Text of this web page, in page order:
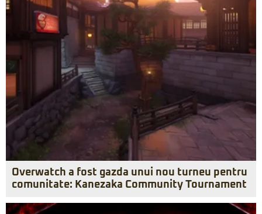
Overwatch a fost gazda unui nou turneu pentru
comunitate: Kanezaka Community Tournament